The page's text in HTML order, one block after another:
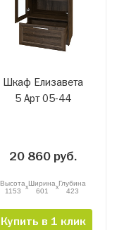
Шкаф Елизавета
5 Арт 05-44
20 860 руб.
Высота
1153
xШирина
601
xГлубина
423
Купить в 1 клик